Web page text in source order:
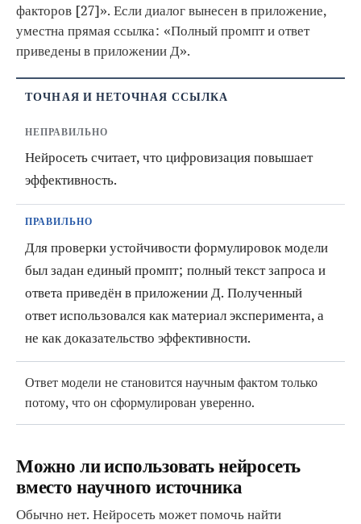
факторов [27]». Если диалог вынесен в приложение,
уместна прямая ссылка: «Полный промпт и ответ
приведены в приложении Д».
ТОЧНАЯ И НЕТОЧНАЯ ССЫЛКА
НЕПРАВИЛЬНО
Нейросеть считает, что цифровизация повышает
эффективность.
ПРАВИЛЬНО
Для проверки устойчивости формулировок модели
был задан единый промпт; полный текст запроса и
ответа приведён в приложении Д. Полученный
ответ использовался как материал эксперимента, а
не как доказательство эффективности.
Ответ модели не становится научным фактом только
потому, что он сформулирован уверенно.
Можно ли использовать нейросеть
вместо научного источника
Обычно нет. Нейросеть может помочь найти